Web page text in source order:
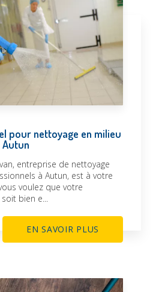
pour nettoyage en milieu
entreprise de nettoyage
à Autun, est à votre
voulez que votre
bien e...
EN SAVOIR PLUS